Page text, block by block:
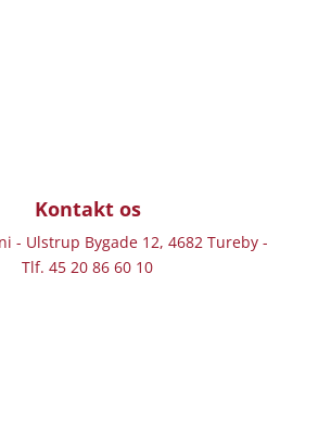
Kontakt os
- Ulstrup Bygade 12, 4682 Tureby -
Tlf. 45 20 86 60 10